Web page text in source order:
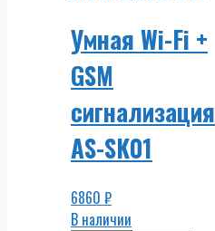
Умная Wi-Fi +
GSM
сигнализация
AS-SK01
6860 ₽
В наличии